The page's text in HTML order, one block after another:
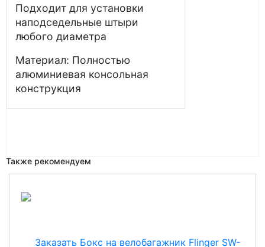
Подходит для установки
наподседельные штыри
любого диаметра
Материал: Полностью
алюминиевая консольная
конструкция
Также рекомендуем